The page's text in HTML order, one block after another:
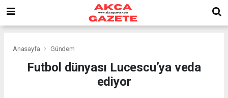
Anasayfa Gündem
Futbol dünyası Lucescu’ya veda
ediyor